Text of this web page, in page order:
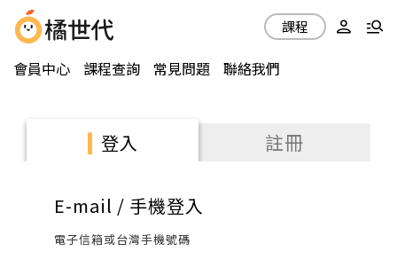
會員中心 課程查詢 常見問題 聯絡我們
課程
登入 註冊
E-mail / 手機登入
電子信箱或台灣手機號碼